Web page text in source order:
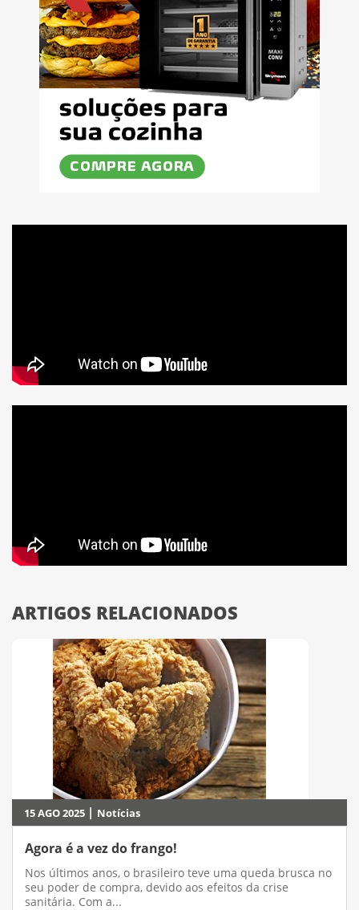
ARTIGOS RELACIONADOS
15 AGO 2025 | Notícias
Agora é a vez do frango!
Nos últimos anos, o brasileiro teve uma queda brusca no
seu poder de compra, devido aos efeitos da crise
sanitária. Com a...